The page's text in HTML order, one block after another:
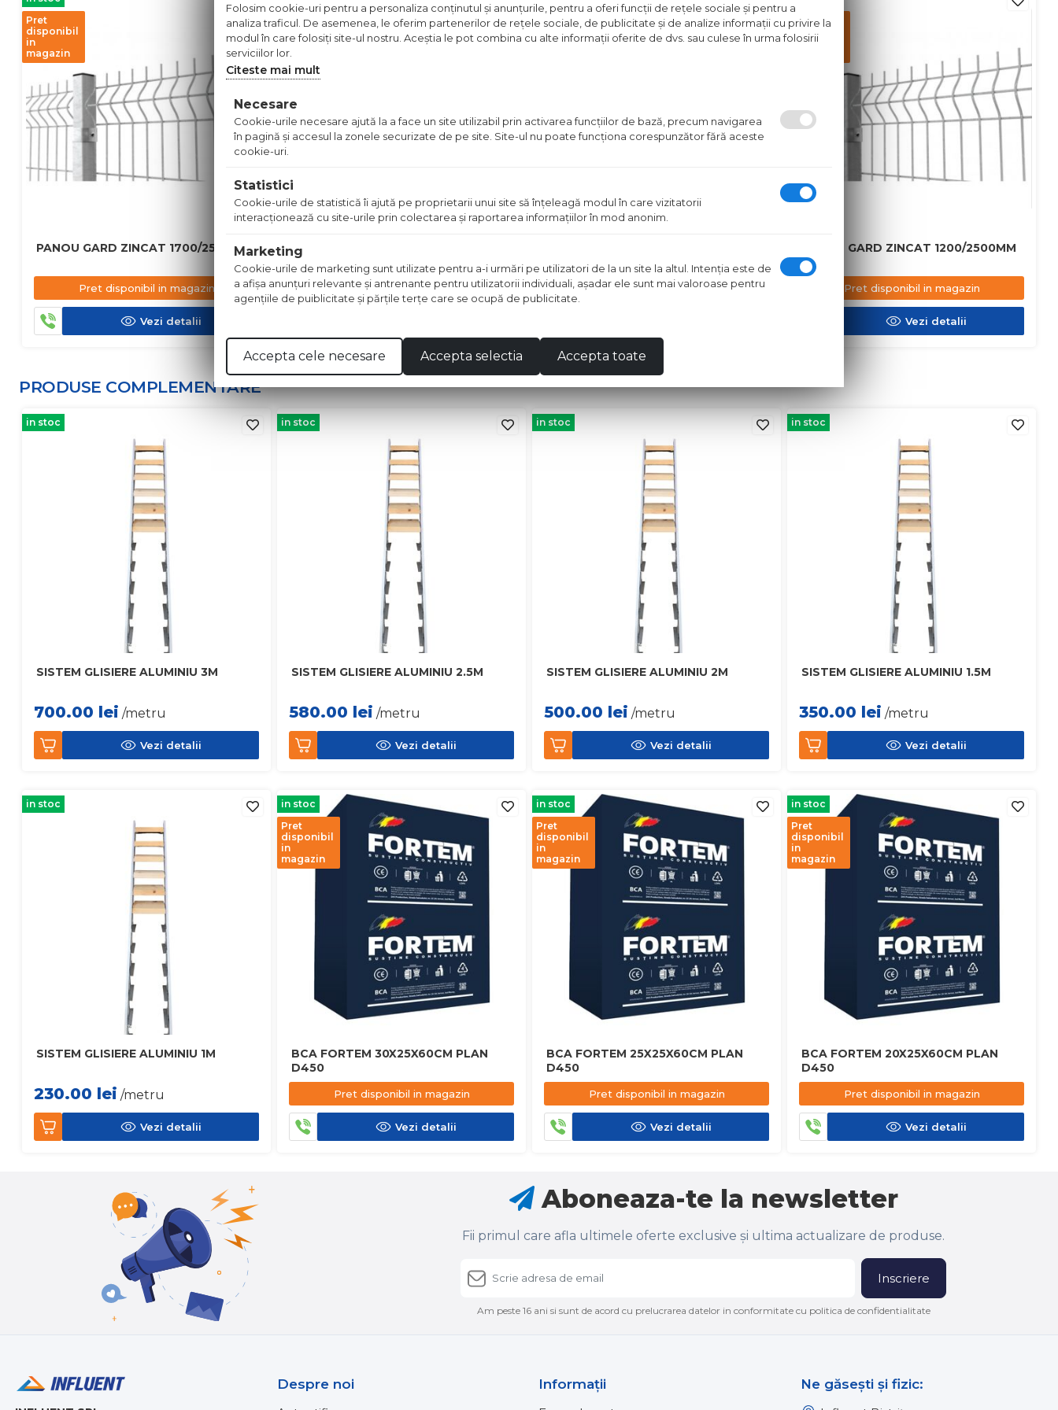
Pret
disponibil
in
magazin
PANOU GARD ZINCAT 1700/2500MM
Pret disponibil in magazin
Vezi detalii
Pret
disponibil
in
magazin
PANOU GARD ZINCAT 1700/2000MM
Pret disponibil in magazin
Pret
disponibil
in
Pret disponibil in magazin
Pret
disponibil
in
PANOU GARD ZINCAT 1200/2500MM
Pret disponibil in magazin
Vezi detalii
PRODUSE COMPLEMENTARE
in stoc
SISTEM GLISIERE ALUMINIU 3M
700.00 lei /metru
Vezi detalii
in stoc
SISTEM GLISIERE ALUMINIU 2.5M
580.00 lei /metru
Vezi detalii
in stoc
SISTEM GLISIERE ALUMINIU 2M
500.00 lei /metru
Vezi detalii
in stoc
SISTEM GLISIERE ALUMINIU 1.5M
350.00 lei /metru
Vezi detalii
in stoc
SISTEM GLISIERE ALUMINIU 1M
230.00 lei /metru
Vezi detalii
in stoc
Pret
disponibil
in
magazin
BCA FORTEM 30X25X60CM PLAN
D450
Pret disponibil in magazin
Vezi detalii
in stoc
Pret
disponibil
in
magazin
BCA FORTEM 25X25X60CM PLAN
D450
Pret disponibil in magazin
Vezi detalii
in stoc
Pret
disponibil
in
magazin
BCA FORTEM 20X25X60CM PLAN
D450
Pret disponibil in magazin
Vezi detalii
Aboneaza-te la newsletter
Fii primul care afla ultimele oferte exclusive și ultima actualizare de produse.
Inscriere
Am peste 16 ani si sunt de acord cu prelucrarea datelor in conformitate cu politica de confidentialitate
Despre noi Informaţii Ne găsești și fizic:
Folosim cookie-uri pentru a personaliza conținutul și anunțurile, pentru a oferi funcții de rețele sociale și pentru a
analiza traficul. De asemenea, le oferim partenerilor de rețele sociale, de publicitate și de analize informații cu privire la
modul în care folosiți site-ul nostru. Aceștia le pot combina cu alte informații oferite de dvs. sau culese în urma folosirii
serviciilor lor.
Citeste mai mult
Necesare
Cookie-urile necesare ajută la a face un site utilizabil prin activarea funcţiilor de bază, precum navigarea
în pagină şi accesul la zonele securizate de pe site. Site-ul nu poate funcţiona corespunzător fără aceste
cookie-uri.
Statistici
Cookie-urile de statistică îi ajută pe proprietarii unui site să înţeleagă modul în care vizitatorii
interacţionează cu site-urile prin colectarea şi raportarea informaţiilor în mod anonim.
Marketing
Cookie-urile de marketing sunt utilizate pentru a-i urmări pe utilizatori de la un site la altul. Intenţia este de
a afişa anunţuri relevante şi antrenante pentru utilizatorii individuali, aşadar ele sunt mai valoroase pentru
agenţiile de puiblicitate şi părţile terţe care se ocupă de publicitate.
Accepta cele necesare Accepta selectia Accepta toate